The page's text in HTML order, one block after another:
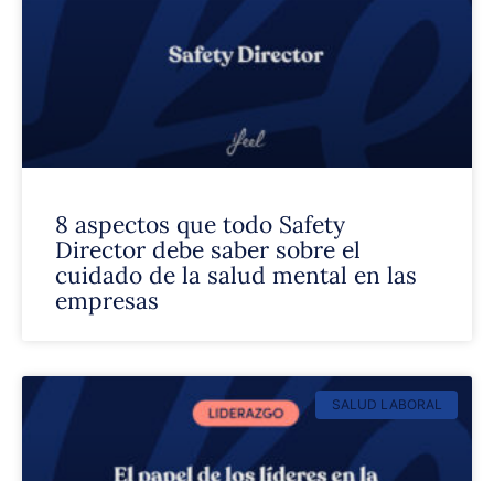
8 aspectos que todo Safety
Director debe saber sobre el
cuidado de la salud mental en las
empresas
SALUD LABORAL